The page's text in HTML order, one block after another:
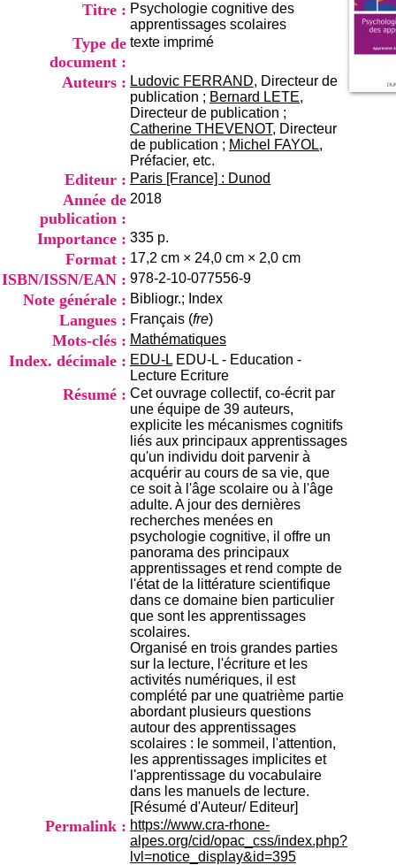
9h00-12h00 13h30-16h00
Contact
Mail
Titre : Psychologie cognitive des
apprentissages scolaires
Type de
document :
texte imprimé
Auteurs : Ludovic FERRAND, Directeur de
publication ; Bernard LETE,
Directeur de publication ;
Catherine THEVENOT, Directeur
de publication ; Michel FAYOL,
Préfacier, etc.
Editeur : Paris [France] : Dunod
Année de
publication :
2018
Importance : 335 p.
Format : 17,2 cm × 24,0 cm × 2,0 cm
ISBN/ISSN/EAN : 978-2-10-077556-9
Note générale : Bibliogr.; Index
Langues : Français (fre)
Mots-clés : Mathématiques
Index. décimale : EDU-L EDU-L - Education -
Lecture Ecriture
Résumé : Cet ouvrage collectif, co-écrit par
une équipe de 39 auteurs,
explicite les mécanismes cognitifs
liés aux principaux apprentissages
qu'un individu doit parvenir à
acquérir au cours de sa vie, que
ce soit à l'âge scolaire ou à l'âge
adulte. A jour des dernières
recherches menées en
psychologie cognitive, il offre un
panorama des principaux
apprentissages et rend compte de
l'état de la littérature scientifique
dans ce domaine bien particulier
que sont les apprentissages
scolaires.
Organisé en trois grandes parties
sur la lecture, l'écriture et les
activités numériques, il est
complété par une quatrième partie
abordant plusieurs questions
autour des apprentissages
scolaires : le sommeil, l'attention,
les apprentissages implicites et
l'apprentissage du vocabulaire
dans les manuels de lecture.
[Résumé d'Auteur/ Editeur]
Permalink : https://www.cra-rhone-
alpes.org/cid/opac_css/index.php?
lvl=notice_display&id=395
t
i
o
e
t
d
e
D
o
c
u
m
n
t
a
t
i
o
n
d
u
C
R
A
R
h
ô
n
e
-
A
l
p
e
s
C
e
n
t
r
e
H
o
s
p
i
t
a
l
i
e
r